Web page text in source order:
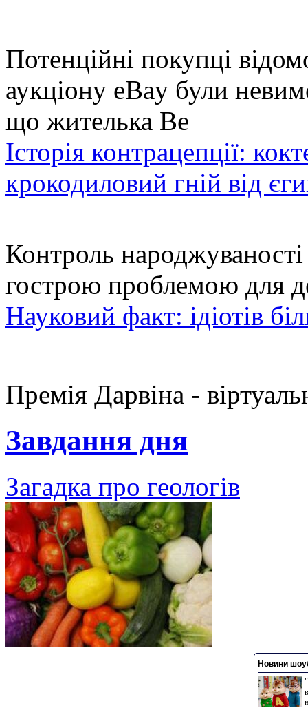
Потенційні покупці
аукціону eBay були
що жителька Ве
Історія контрацепції:
крокодиловий гній від
Контроль
гострою проблемою для
Науковий факт: ідіотів
Премія Дарвіна -
Завдання дня
Загадка про геологів
Новини